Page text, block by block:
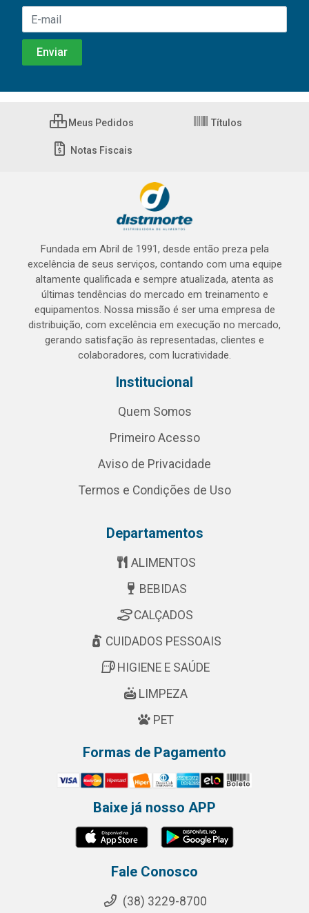
Meus Pedidos Títulos
Notas Fiscais
Fundada em Abril de 1991, desde então preza pela
excelência de seus serviços, contando com uma equipe
altamente qualificada e sempre atualizada, atenta as
últimas tendências do mercado em treinamento e
equipamentos. Nossa missão é ser uma empresa de
distribuição, com excelência em execução no mercado,
gerando satisfação às representadas, clientes e
colaboradores, com lucratividade.
Institucional
Quem Somos
Primeiro Acesso
Aviso de Privacidade
Termos e Condições de Uso
Departamentos
ALIMENTOS
BEBIDAS
CALÇADOS
CUIDADOS PESSOAIS
HIGIENE E SAÚDE
LIMPEZA
PET
Formas de Pagamento
Baixe já nosso APP
Fale Conosco
(38) 3229-8700